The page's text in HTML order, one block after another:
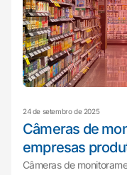
24 de setembro de 2025
Câmeras de
empresas
Câmeras de